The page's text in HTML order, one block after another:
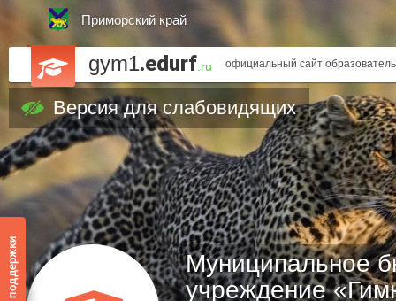
Приморский край
gym1.edurf .ru официальный сайт
Версия для слабовидящих
Муниципальное
учреждение